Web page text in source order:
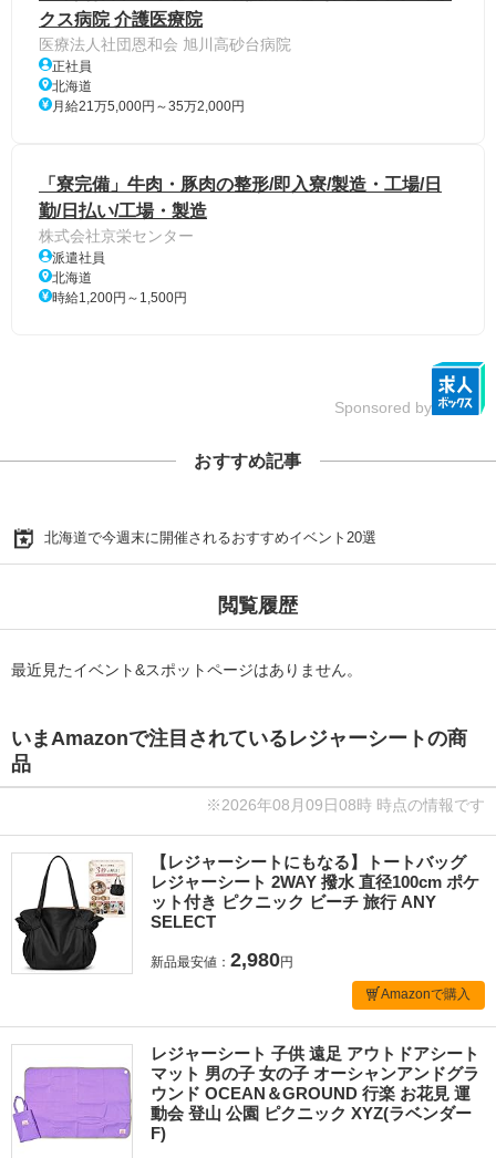
クス病院 介護医療院
医療法人社団恩和会 旭川高砂台病院
正社員
北海道
月給21万5,000円～35万2,000円
「寮完備」牛肉・豚肉の整形/即入寮/製造・工場/日
勤/日払い/工場・製造
株式会社京栄センター
派遣社員
北海道
時給1,200円～1,500円
Sponsored by
おすすめ記事
北海道で今週末に開催されるおすすめイベント20選
閲覧履歴
最近見たイベント&スポットページはありません。
いまAmazonで注目されているレジャーシートの商
品
※2026年08月09日08時 時点の情報です
【レジャーシートにもなる】トートバッグ
レジャーシート 2WAY 撥水 直径100cm ポケ
ット付き ピクニック ビーチ 旅行 ANY
SELECT
新品最安値： 2,980円
Amazonで購入
レジャーシート 子供 遠足 アウトドアシート
マット 男の子 女の子 オーシャンアンドグラ
ウンド OCEAN＆GROUND 行楽 お花見 運
動会 登山 公園 ピクニック XYZ(ラベンダー
F)